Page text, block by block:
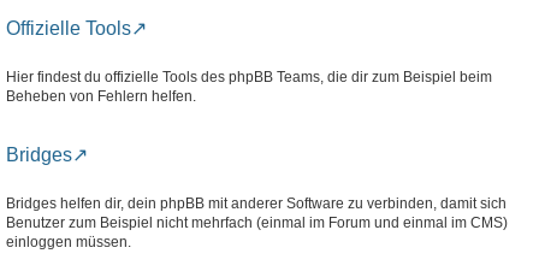
Offizielle Tools
Hier findest du offizielle Tools des phpBB Teams, die dir zum Beispiel beim
Beheben von Fehlern helfen.
Bridges
Bridges helfen dir, dein phpBB mit anderer Software zu verbinden, damit sich
Benutzer zum Beispiel nicht mehrfach (einmal im Forum und einmal im CMS)
einloggen müssen.